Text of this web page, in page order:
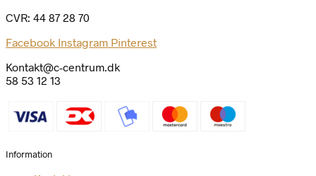
CVR: 44 87 28 70
Facebook Instagram Pinterest
Kontakt@c-centrum.dk
58 53 12 13
Information